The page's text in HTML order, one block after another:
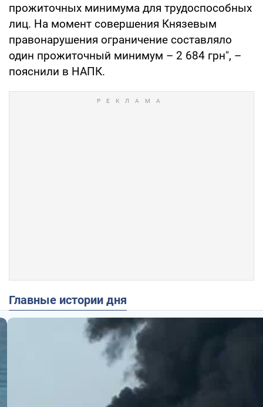
прожиточных минимума для трудоспособных
лиц. На момент совершения Князевым
правонарушения ограничение составляло
один прожиточный минимум – 2 684 грн", –
пояснили в НАПК.
Главные истории дня